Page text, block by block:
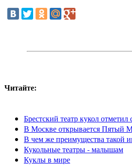
Читайте:
Брестский театр кукол отметил
В Москве открывается Пятый
В чем же преимущества такой
Кукольные театры - малышам
Куклы в мире